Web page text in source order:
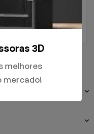
3D
melhores
mercado!